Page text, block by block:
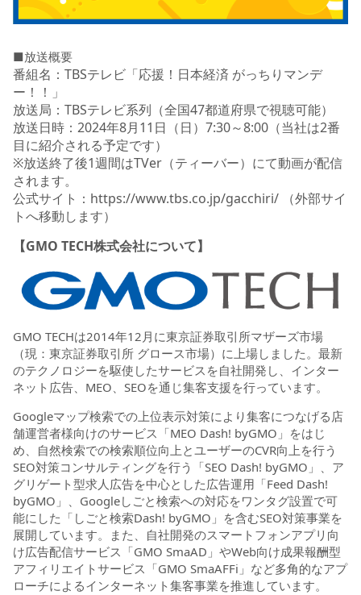
■放送概要
番組名：TBSテレビ「応援！日本経済 がっちりマンデ
ー！！」
放送局：TBSテレビ系列（全国47都道府県で視聴可能）
放送日時：2024年8月11日（日）7:30～8:00（当社は2番
目に紹介される予定です）
※放送終了後1週間はTVer（ティーバー）にて動画が配信
されます。
公式サイト： https://www.tbs.co.jp/gacchiri/ （外部サイ
トへ移動します）
【GMO TECH株式会社について】
GMO TECHは2014年12月に東京証券取引所マザーズ市場
（現：東京証券取引所 グロース市場）に上場しました。最新
のテクノロジーを駆使したサービスを自社開発し、インター
ネット広告、MEO、SEOを通じ集客支援を行っています。
Googleマップ検索での上位表示対策により集客につなげる店
舗運営者様向けのサービス「MEO Dash! byGMO」をはじ
め、自然検索での検索順位向上とユーザーのCVR向上を行う
SEO対策コンサルティングを行う「SEO Dash! byGMO」、ア
グリゲート型求人広告を中心とした広告運用「Feed Dash!
byGMO」、Googleしごと検索への対応をワンタグ設置で可
能にした「しごと検索Dash! byGMO」を含むSEO対策事業を
展開しています。また、自社開発のスマートフォンアプリ向
け広告配信サービス「GMO SmaAD」やWeb向け成果報酬型
アフィリエイトサービス「GMO SmaAFFi」など多角的なアプ
ローチによるインターネット集客事業を推進しています。